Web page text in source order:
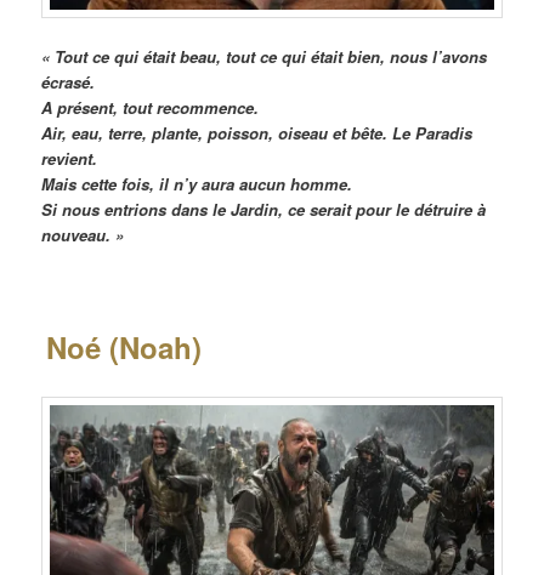
« Tout ce qui était beau, tout ce qui était bien, nous l’avons
écrasé.
A présent, tout recommence.
Air, eau, terre, plante, poisson, oiseau et bête. Le Paradis
revient.
Mais cette fois, il n’y aura aucun homme.
Si nous entrions dans le Jardin, ce serait pour le détruire à
nouveau. »
Noé (Noah)